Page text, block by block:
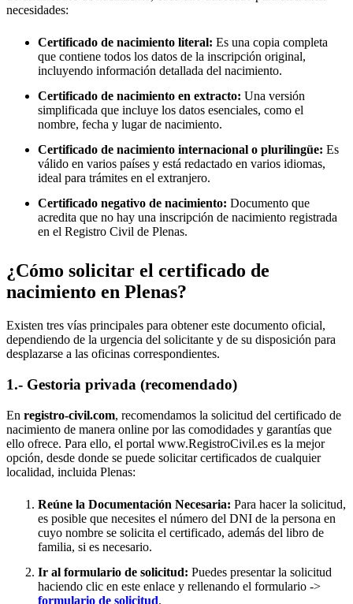
necesidades:
Certificado de nacimiento literal: Es una copia completa
que contiene todos los datos de la inscripción original,
incluyendo información detallada del nacimiento.
Certificado de nacimiento en extracto: Una versión
simplificada que incluye los datos esenciales, como el
nombre, fecha y lugar de nacimiento.
Certificado de nacimiento internacional o plurilingüe: Es
válido en varios países y está redactado en varios idiomas,
ideal para trámites en el extranjero.
Certificado negativo de nacimiento: Documento que
acredita que no hay una inscripción de nacimiento registrada
en el Registro Civil de Plenas.
¿Cómo solicitar el certificado de
nacimiento en Plenas?
Existen tres vías principales para obtener este documento oficial,
dependiendo de la urgencia del solicitante y de su disposición para
desplazarse a las oficinas correspondientes.
1.- Gestoria privada (recomendado)
En registro-civil.com, recomendamos la solicitud del certificado de
nacimiento de manera online por las comodidades y garantías que
ello ofrece. Para ello, el portal www.RegistroCivil.es es la mejor
opción, desde donde se puede solicitar certificados de cualquier
localidad, incluida Plenas:
Reúne la Documentación Necesaria: Para hacer la solicitud,
es posible que necesites el número del DNI de la persona en
cuyo nombre se solicita el certificado, además del libro de
familia, si es necesario.
Ir al formulario de solicitud: Puedes presentar la solicitud
haciendo clic en este enlace y rellenando el formulario ->
formulario de solicitud.